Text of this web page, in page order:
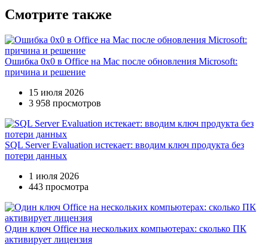
Смотрите также
Ошибка 0x0 в Office на Mac после обновления Microsoft:
причина и решение
15 июля 2026
3 958 просмотров
SQL Server Evaluation истекает: вводим ключ продукта без
потери данных
1 июля 2026
443 просмотра
Один ключ Office на нескольких компьютерах: сколько ПК
активирует лицензия